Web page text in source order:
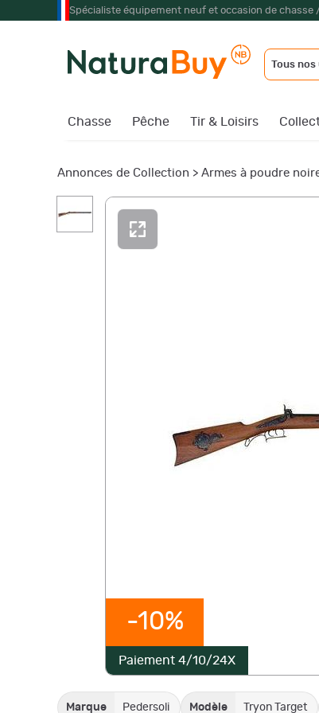
Spécialiste équipement neuf et occasion de chasse
Tous nos
Chasse Pêche Tir & Loisirs
Annonces de Collection > Armes à poudre
-10%
Paiement 4/10/24X
Marque Pedersoli Modèle Tryon Target